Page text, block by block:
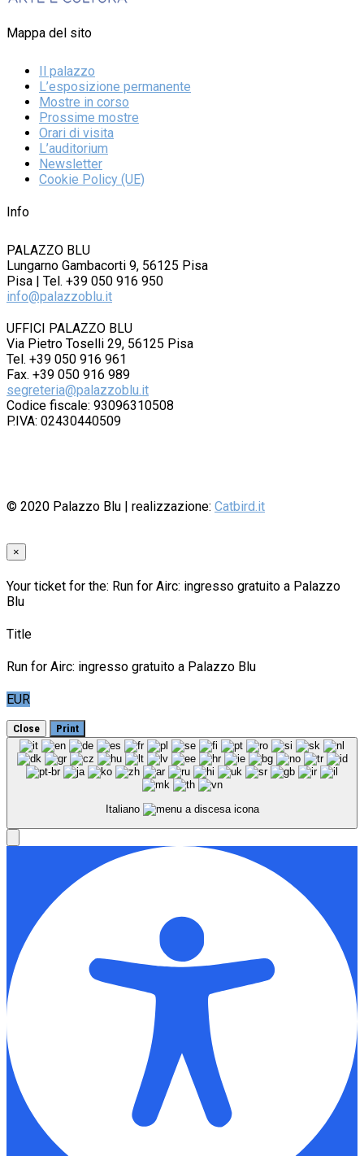
Mappa del sito
Il palazzo
L’esposizione permanente
Mostre in corso
Prossime mostre
Orari di visita
L’auditorium
Newsletter
Cookie Policy (UE)
Info
PALAZZO BLU
Lungarno Gambacorti 9, 56125 Pisa
Pisa | Tel. +39 050 916 950
info@palazzoblu.it
UFFICI PALAZZO BLU
Via Pietro Toselli 29, 56125 Pisa
Tel. +39 050 916 961
Fax. +39 050 916 989
segreteria@palazzoblu.it
Codice fiscale: 93096310508
P.IVA: 02430440509
© 2020 Palazzo Blu | realizzazione: Catbird.it
×
Your ticket for the: Run for Airc: ingresso gratuito a Palazzo
Blu
Title
Run for Airc: ingresso gratuito a Palazzo Blu
EUR
Close Print
Italiano